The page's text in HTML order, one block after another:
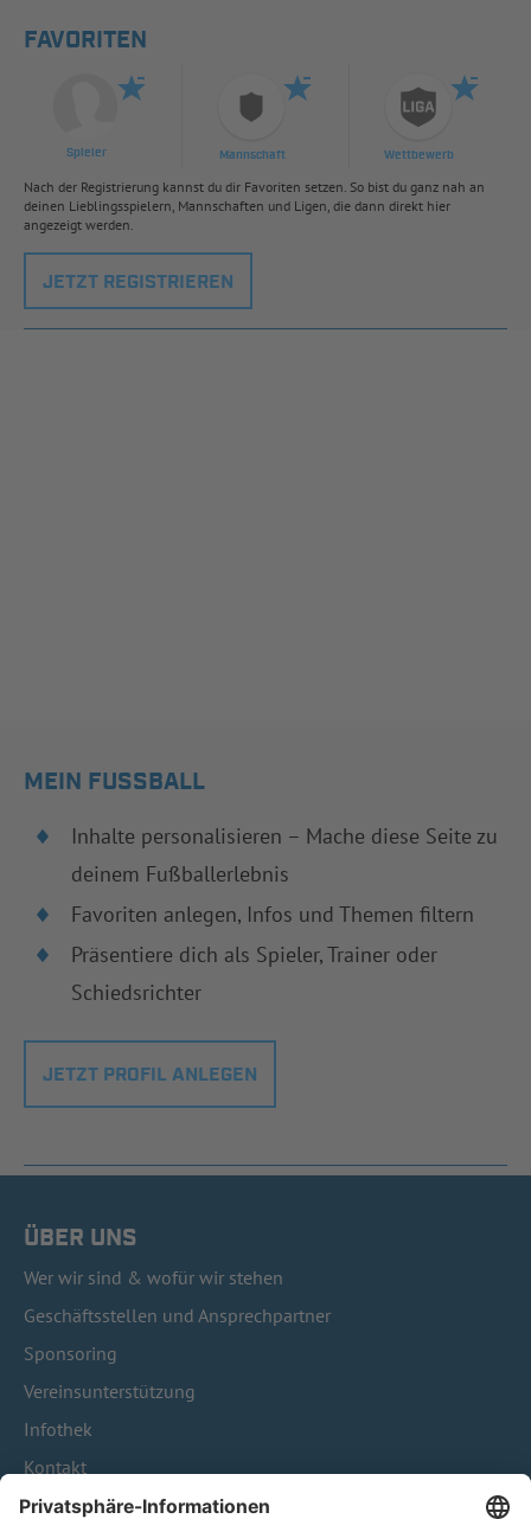
FAVORITEN
Spieler Mannschaft Wettbewerb
Nach der Registrierung kannst du dir Favoriten setzen. So bist du ganz nah an
deinen Lieblingsspielern, Mannschaften und Ligen, die dann direkt hier
angezeigt werden.
JETZT REGISTRIEREN
MEIN FUSSBALL
Inhalte personalisieren – Mache diese Seite zu
deinem Fußballerlebnis
Favoriten anlegen, Infos und Themen filtern
Präsentiere dich als Spieler, Trainer oder
Schiedsrichter
JETZT PROFIL ANLEGEN
ÜBER UNS
Wer wir sind & wofür wir stehen
Geschäftsstellen und Ansprechpartner
Sponsoring
Vereinsunterstützung
Infothek
Kontakt